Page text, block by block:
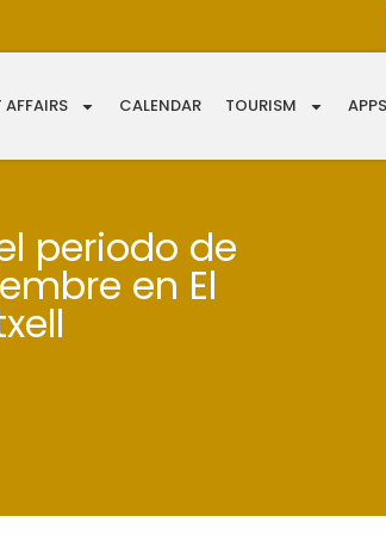
AFFAIRS CALENDAR TOURISM APPS
periodo de
en El